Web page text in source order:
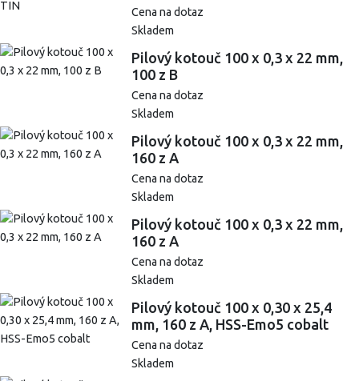
Cena na dotaz
Skladem
Pilový kotouč 100 x 0,3 x 22 mm,
100 z B
Cena na dotaz
Skladem
Pilový kotouč 100 x 0,3 x 22 mm,
160 z A
Cena na dotaz
Skladem
Pilový kotouč 100 x 0,3 x 22 mm,
160 z A
Cena na dotaz
Skladem
Pilový kotouč 100 x 0,30 x 25,4
mm, 160 z A, HSS-Emo5 cobalt
Cena na dotaz
Skladem